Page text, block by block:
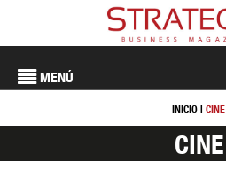
MENÚ
INICIO | CINE
CINE